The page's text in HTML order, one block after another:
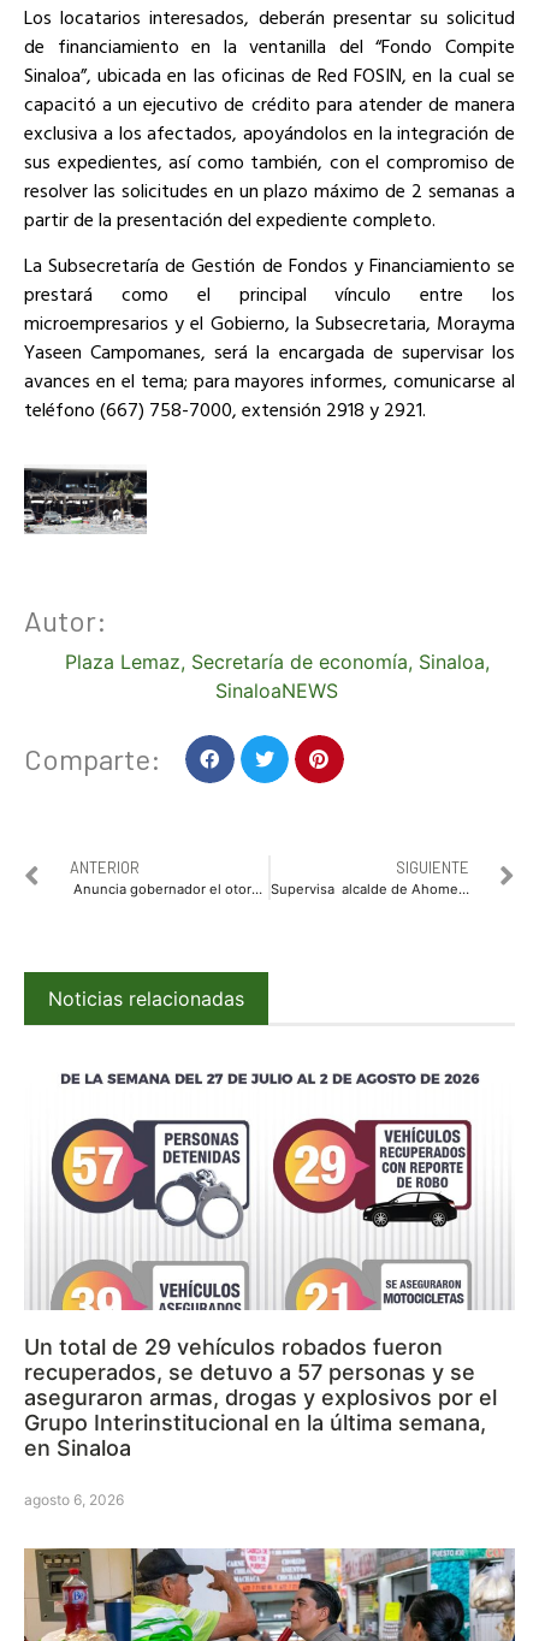
Los locatarios interesados, deberán presentar su solicitud
de financiamiento en la ventanilla del “Fondo Compite
Sinaloa”, ubicada en las oficinas de Red FOSIN, en la cual se
capacitó a un ejecutivo de crédito para atender de manera
exclusiva a los afectados, apoyándolos en la integración de
sus expedientes, así como también, con el compromiso de
resolver las solicitudes en un plazo máximo de 2 semanas a
partir de la presentación del expediente completo.
La Subsecretaría de Gestión de Fondos y Financiamiento se
prestará como el principal vínculo entre los
microempresarios y el Gobierno, la Subsecretaria, Morayma
Yaseen Campomanes, será la encargada de supervisar los
avances en el tema; para mayores informes, comunicarse al
teléfono (667) 758-7000, extensión 2918 y 2921.
Autor:
Plaza Lemaz, Secretaría de economía, Sinaloa,
SinaloaNEWS
Comparte:
ANTERIOR
Anuncia gobernador el otorgamiento de dos uniformes escolares a partir del próximo ciclo
SIGUIENTE
Supervisa alcalde de Ahome los trabajos de rehabilitación y remodelación de parques públicos
Noticias relacionadas
Un total de 29 vehículos robados fueron
recuperados, se detuvo a 57 personas y se
aseguraron armas, drogas y explosivos por el
Grupo Interinstitucional en la última semana,
en Sinaloa
agosto 6, 2026